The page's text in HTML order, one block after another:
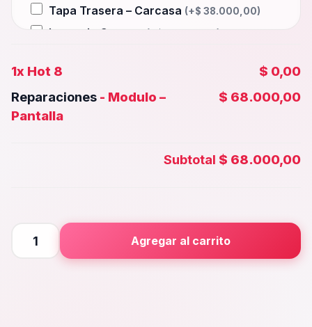
Tapa Trasera – Carcasa (+$ 38.000,00)
Lente de Camara
Wifi – Señal – Antena
Camara Trasera(+$ 32.000,00
Camara frontal, Selfie – Face id
(+$20.000,00 )
Placa Principal
1x Hot 8
$ 0,00
Reparaciones - Modulo –
Pantalla
$ 68.000,00
Subtotal $ 68.000,00
Agregar al carrito